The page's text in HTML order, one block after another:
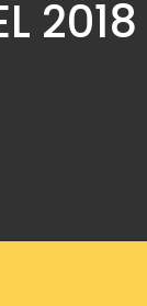
2018